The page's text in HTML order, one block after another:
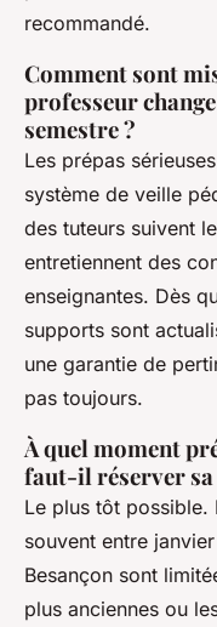
recommandé.
Comment sont
professeur
semestre ?
Les prépas
système de veille
des tuteurs suivent
entretiennent des
enseignantes. Dès
supports sont
une garantie de
pas toujours.
À quel moment
faut-il réserver sa
Le plus tôt possible.
souvent entre
Besançon sont
plus anciennes ou